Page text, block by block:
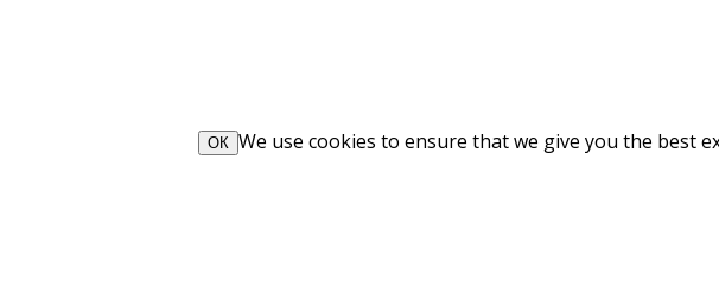
We use cookies to ensure that we give you the best
ОК